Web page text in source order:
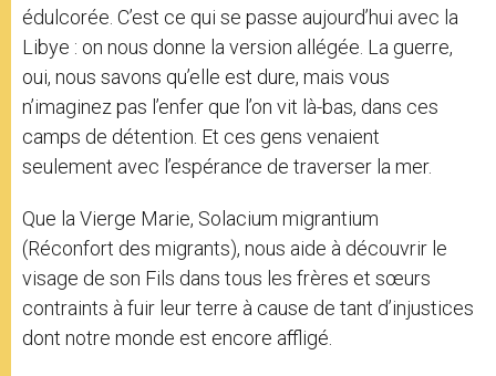
édulcorée. C’est ce qui se passe aujourd’hui avec la
Libye : on nous donne la version allégée. La guerre,
oui, nous savons qu’elle est dure, mais vous
n’imaginez pas l’enfer que l’on vit là-bas, dans ces
camps de détention. Et ces gens venaient
seulement avec l’espérance de traverser la mer.
Que la Vierge Marie, Solacium migrantium
(Réconfort des migrants), nous aide à découvrir le
visage de son Fils dans tous les frères et sœurs
contraints à fuir leur terre à cause de tant d’injustices
dont notre monde est encore affligé.